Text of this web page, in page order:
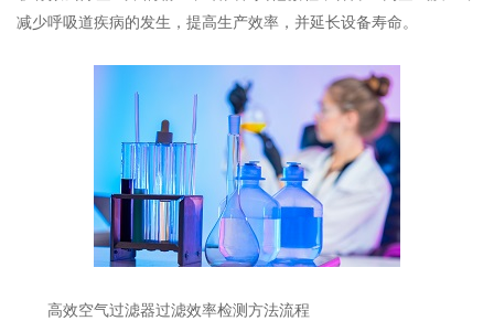
减少呼吸道疾病的发生，提高生产效率，并延长设备寿命‌。
高效空气过滤器过滤效率检测方法流程